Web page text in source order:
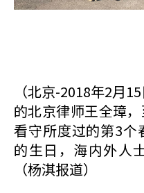
（北京-2018年2月
的北京律师王全璋
看守所度过的第3个
的生日，海内外人
（杨淇报道）